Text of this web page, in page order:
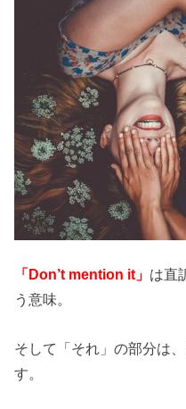
「Don’t mention it」 は直
う意味。
そして「それ」の部分は
す。